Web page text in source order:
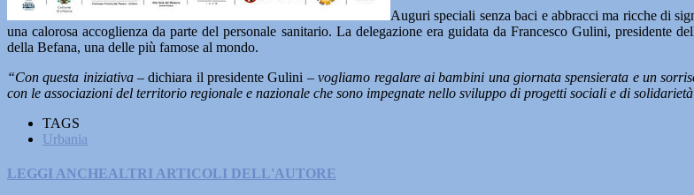
Auguri speciali senza baci e abbracci ma ricche di
una calorosa accoglienza da parte del personale sanitario. La delegazione era guidata da Francesco Gulini, presidente
della Befana, una delle più famose al mondo.
“Con questa iniziativa –dichiara il presidente Gulini – vogliamo regalare ai bambini una giornata spensierata e un
con le associazioni del territorio regionale e nazionale che sono impegnate nello sviluppo di progetti sociali e di
TAGS
Urbania
LEGGI ANCHEALTRI ARTICOLI DELL'AUTORE